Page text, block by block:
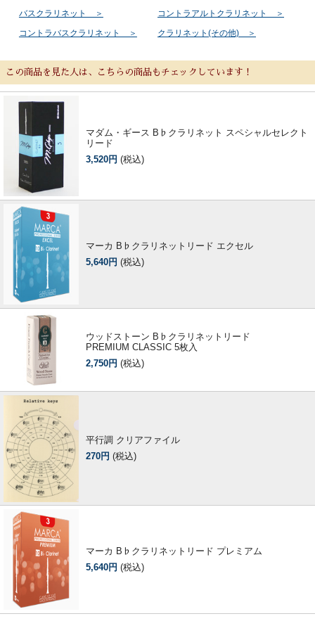
バスクラリネット ＞
コントラアルトクラリネット ＞
コントラバスクラリネット ＞
クラリネット(その他) ＞
この商品を見た人は、こちらの商品もチェックしています！
マダム・ギース B♭クラリネット スペシャルセレクト
リード
3,520円 (税込)
マーカ B♭クラリネットリード エクセル
5,640円 (税込)
ウッドストーン B♭クラリネットリード
PREMIUM CLASSIC 5枚入
2,750円 (税込)
平行調 クリアファイル
270円 (税込)
マーカ B♭クラリネットリード プレミアム
5,640円 (税込)